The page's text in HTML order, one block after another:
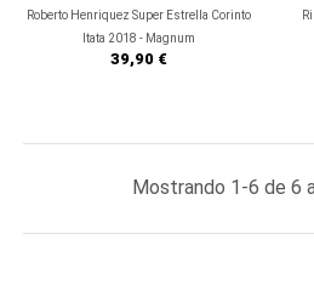
Roberto Henriquez Super Estrella Corinto
Itata 2018 - Magnum
Precio
39,90 €
Mostrando 1-6 de 6